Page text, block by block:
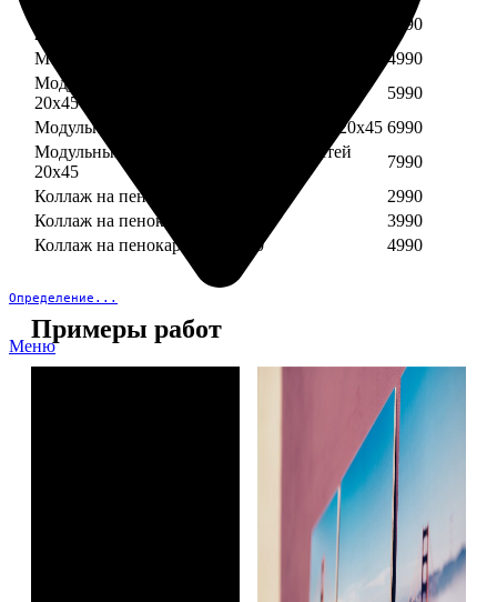
Определение...
Меню
20х45
3990
Модульный пенокартон из пяти частей 20х45
4990
Модульный пенокартон из шести частей
20х45
5990
Модульный пенокартон из семи частей 20х45 6990
Модульный пенокартон из восьми частей
20х45
7990
Коллаж на пенокартоне 30х30
2990
Коллаж на пенокартоне 30х60
3990
Коллаж на пенокартоне 30х90
4990
Примеры работ